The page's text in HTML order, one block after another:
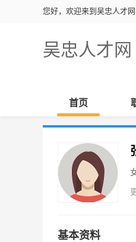
您好，欢迎来到吴忠人才网
吴忠人才网
首页
基本资料